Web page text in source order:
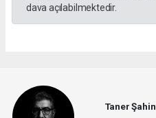
dava açılabilmektedir.
Taner Şahin